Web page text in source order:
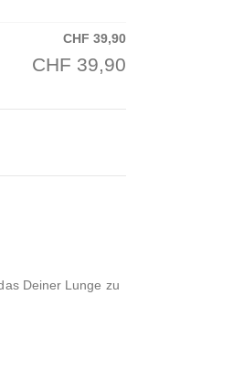
CHF 39,90
CHF 39,90
Deiner Lunge zu